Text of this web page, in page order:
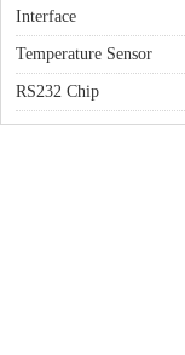
Interface
Temperature Sensor
RS232 Chip